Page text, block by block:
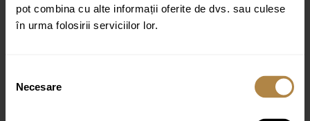
pot combina cu alte informații oferite de dvs. sau culese
în urma folosirii serviciilor lor.
consimțământului
Necesare
Evaluarea ta